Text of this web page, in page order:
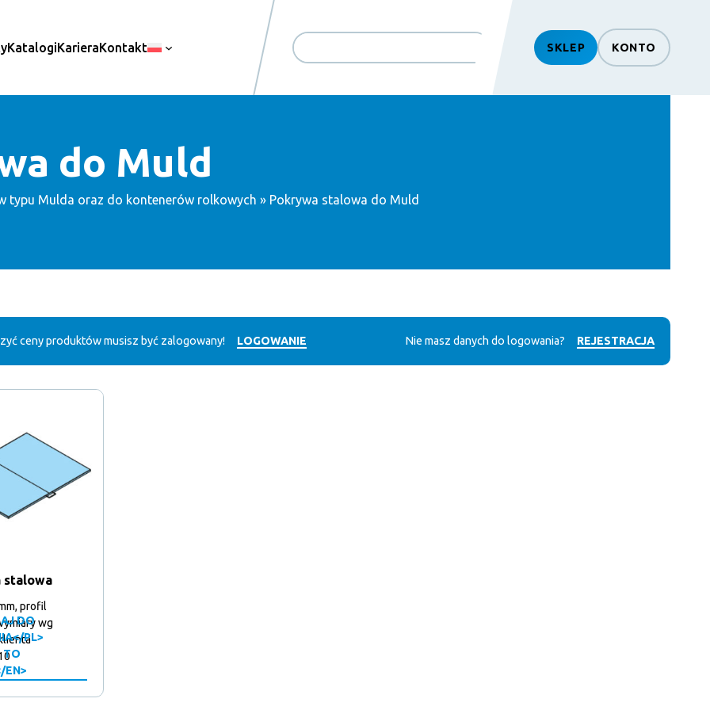
KatalogiKarieraKontakt
Search
SKLEP KONTO
do Muld
typu Mulda oraz do kontenerów rolkowych » Pokrywa stalowa do Muld
ceny produktów musisz być zalogowany! LOGOWANIE Nie masz danych do logowania? REJESTRACJA
stalowa
profil
wg
DO
PL>
TO
EN>